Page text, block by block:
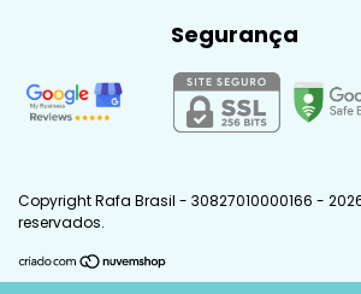
Segurança
Copyright Rafa Brasil - 30827010000166 -
reservados.